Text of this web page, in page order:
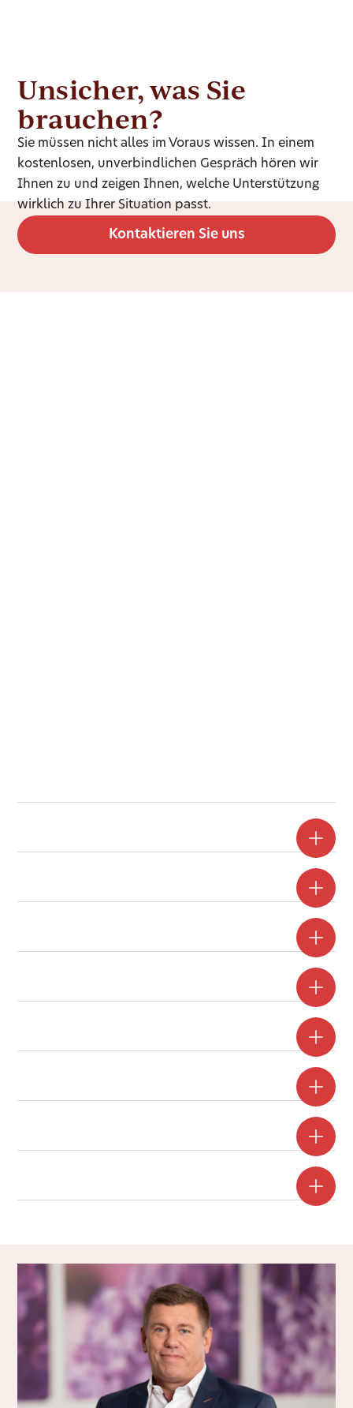
Unsicher, was Sie
brauchen?
Sie müssen nicht alles im Voraus wissen. In einem
kostenlosen, unverbindlichen Gespräch hören wir
Ihnen zu und zeigen Ihnen, welche Unterstützung
wirklich zu Ihrer Situation passt.
Kontaktieren Sie uns